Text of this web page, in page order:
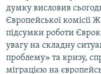
ДОЛУЧАЙСЯ!
Усі сайти RFE/RL
думку висловив
Європейської
підсумки роботи
увагу на складну
проблему» та кризу,
міграцією на